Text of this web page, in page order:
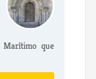
Marítimo que